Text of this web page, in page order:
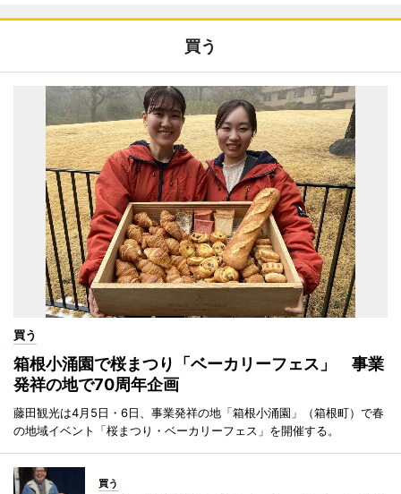
買う
買う
箱根小涌園で桜まつり「ベーカリーフェス」 事業
発祥の地で70周年企画
藤田観光は4月5日・6日、事業発祥の地「箱根小涌園」（箱根町）で春
の地域イベント「桜まつり・ベーカリーフェス」を開催する。
買う